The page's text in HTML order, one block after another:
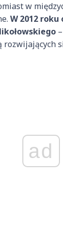
w
W 2012 roku
rozwijających
ad